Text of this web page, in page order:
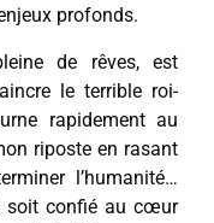
profonds.
de rêves, est
le terrible roi-
rapidement au
riposte en rasant
l’humanité…
soit confié au cœur